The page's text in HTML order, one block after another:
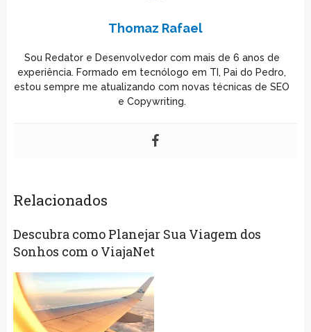
Thomaz Rafael
Sou Redator e Desenvolvedor com mais de 6 anos de
experiência. Formado em tecnólogo em TI, Pai do Pedro,
estou sempre me atualizando com novas técnicas de SEO
e Copywriting.
Relacionados
Descubra como Planejar Sua Viagem dos
Sonhos com o ViajaNet